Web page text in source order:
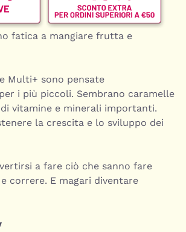
fatica a mangiare frutta e
Multi+ sono pensate
i più piccoli. Sembrano caramelle
vitamine e minerali importanti.
la crescita e lo sviluppo dei
a fare ciò che sanno fare
correre. E magari diventare